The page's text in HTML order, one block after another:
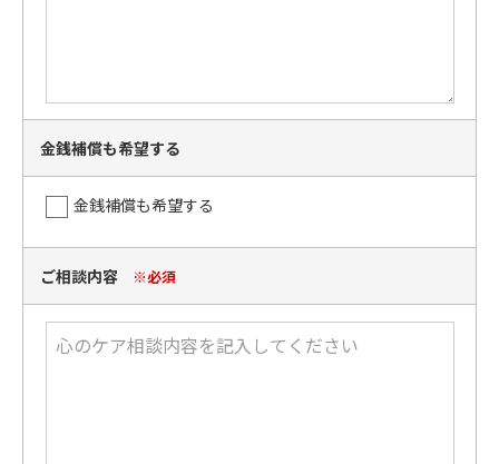
金銭補償も希望する
金銭補償も希望する
ご相談内容 ※必須